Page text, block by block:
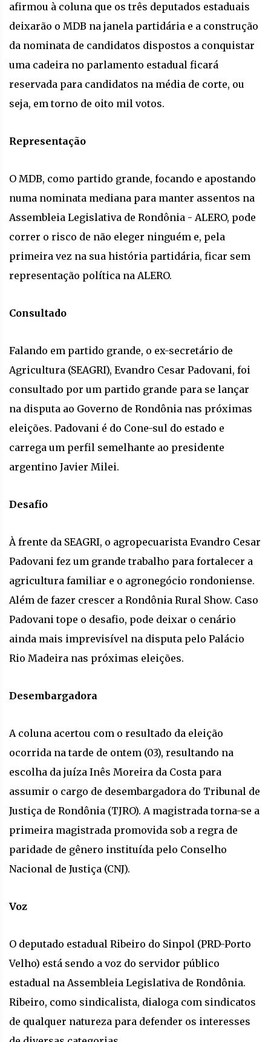
afirmou à coluna que os três deputados estaduais
deixarão o MDB na janela partidária e a construção
da nominata de candidatos dispostos a conquistar
uma cadeira no parlamento estadual ficará
reservada para candidatos na média de corte, ou
seja, em torno de oito mil votos.
Representação
O MDB, como partido grande, focando e apostando
numa nominata mediana para manter assentos na
Assembleia Legislativa de Rondônia - ALERO, pode
correr o risco de não eleger ninguém e, pela
primeira vez na sua história partidária, ficar sem
representação política na ALERO.
Consultado
Falando em partido grande, o ex-secretário de
Agricultura (SEAGRI), Evandro Cesar Padovani, foi
consultado por um partido grande para se lançar
na disputa ao Governo de Rondônia nas próximas
eleições. Padovani é do Cone-sul do estado e
carrega um perfil semelhante ao presidente
argentino Javier Milei.
Desafio
À frente da SEAGRI, o agropecuarista Evandro Cesar
Padovani fez um grande trabalho para fortalecer a
agricultura familiar e o agronegócio rondoniense.
Além de fazer crescer a Rondônia Rural Show. Caso
Padovani tope o desafio, pode deixar o cenário
ainda mais imprevisível na disputa pelo Palácio
Rio Madeira nas próximas eleições.
Desembargadora
A coluna acertou com o resultado da eleição
ocorrida na tarde de ontem (03), resultando na
escolha da juíza Inês Moreira da Costa para
assumir o cargo de desembargadora do Tribunal de
Justiça de Rondônia (TJRO). A magistrada torna-se a
primeira magistrada promovida sob a regra de
paridade de gênero instituída pelo Conselho
Nacional de Justiça (CNJ).
Voz
O deputado estadual Ribeiro do Sinpol (PRD-Porto
Velho) está sendo a voz do servidor público
estadual na Assembleia Legislativa de Rondônia.
Ribeiro, como sindicalista, dialoga com sindicatos
de qualquer natureza para defender os interesses